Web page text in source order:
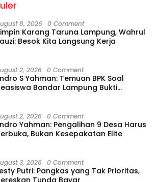
8, 2026 0 Comment
Karang Taruna Lampung, Wahrul
Besok Kita Langsung Kerja
2, 2026 0 Comment
S Yahman: Temuan BPK Soal
Bandar Lampung Bukti
2, 2026 0 Comment
Yahman: Pengalihan 9 Desa Harus
Bukan Kesepakatan Elite
3, 2026 0 Comment
Putri: Pangkas yang Tak Prioritas,
Tunda Bayar